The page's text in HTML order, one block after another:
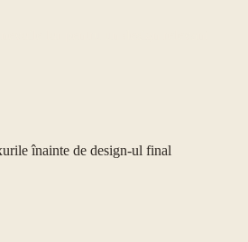
înainte de design-ul final